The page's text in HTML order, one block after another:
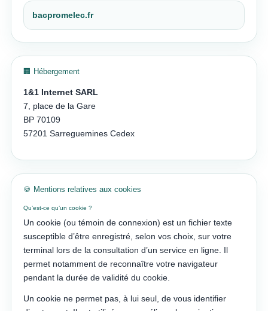
bacpromelec.fr
🏢 Hébergement
1&1 Internet SARL
7, place de la Gare
BP 70109
57201 Sarreguemines Cedex
🍪 Mentions relatives aux cookies
Qu’est-ce qu’un cookie ?
Un cookie (ou témoin de connexion) est un fichier texte
susceptible d’être enregistré, selon vos choix, sur votre
terminal lors de la consultation d’un service en ligne. Il
permet notamment de reconnaître votre navigateur
pendant la durée de validité du cookie.
Un cookie ne permet pas, à lui seul, de vous identifier